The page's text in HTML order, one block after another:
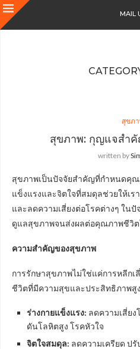
MAIL
สุขภ
สุขภาพ: กุญแจสำ
written by
สุขภาพเป็นปัจจัยสำคัญที่กำหนดคุณ
แข็งแรงและจิตใจที่สมดุลช่วยให้เร
และลดความเสี่ยงต่อโรคต่างๆ ใน
ดูแลสุขภาพจนส่งผลต่อคุณภาพชีวิต
ความสำคัญของสุขภาพ
การรักษาสุขภาพไม่ใช่แค่การหลีกเ
ชีวิตที่มีความสุขและประสิทธิภาพสูง
ร่างกายแข็งแรง: ลดความเสี่ยง
ดันโลหิตสูง โรคหัวใจ
จิตใจสมดุล: ลดความเครียด ป